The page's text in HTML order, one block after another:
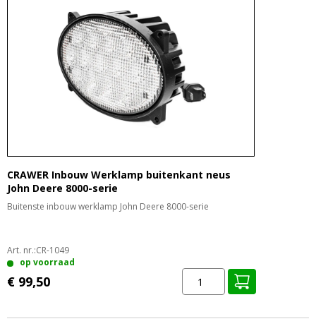
CRAWER Inbouw Werklamp buitenkant neus
John Deere 8000-serie
Buitenste inbouw werklamp John Deere 8000-serie
Art. nr.:CR-1049
op voorraad
€ 99,50